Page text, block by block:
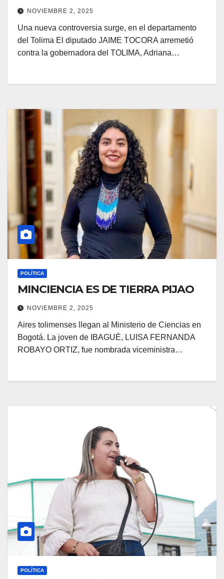
NOVIEMBRE 2, 2025
Una nueva controversia surge, en el departamento
del Tolima El diputado JAIME TOCORA arremetió
contra la gobernadora del TOLIMA, Adriana…
POLÍTICA
MINCIENCIA ES DE TIERRA PIJAO
NOVIEMBRE 2, 2025
Aires tolimenses llegan al Ministerio de Ciencias en
Bogotá. La joven de IBAGUÉ, LUISA FERNANDA
ROBAYO ORTIZ, fue nombrada viceministra…
POLÍTICA